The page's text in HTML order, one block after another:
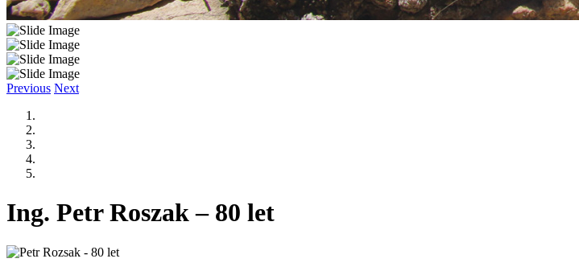
Previous Next
Ing. Petr Roszak – 80 let